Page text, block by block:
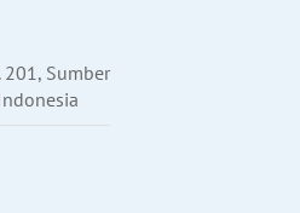
201, Sumber